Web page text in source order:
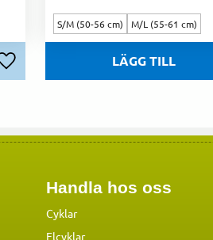
Lägg till i favoriter
S/M (50-56 cm) M/L (55-61 cm)
Handla hos oss
Cyklar
Elcyklar